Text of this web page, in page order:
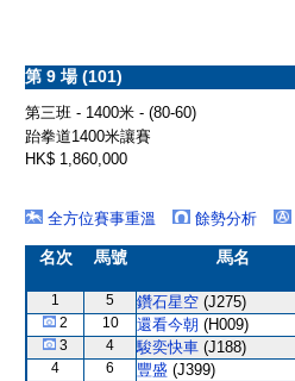
第 9 場 (101)
第三班 - 1400米 - (80-60)
跆拳道1400米讓賽
HK$ 1,860,000
全方位賽事重溫
餘勢分析
名次 馬號 馬名
1 5 鑽石星空 (J275)
2 10 還看今朝 (H009)
3 4 駿奕快車 (J188)
4 6 豐盛 (J399)